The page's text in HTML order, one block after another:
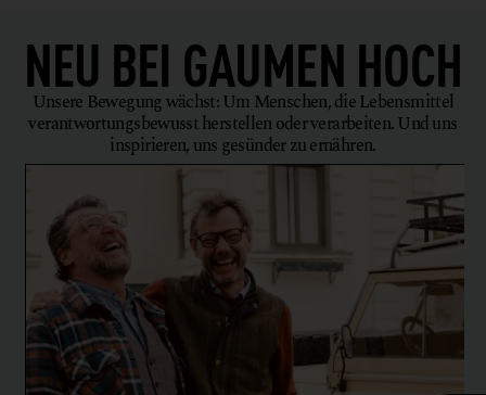
NEU BEI GAUMEN HOCH
Unsere Bewegung wächst: Um Menschen, die Lebensmittel
verantwortungsbewusst herstellen oder verarbeiten. Und uns
inspirieren, uns gesünder zu ernähren.